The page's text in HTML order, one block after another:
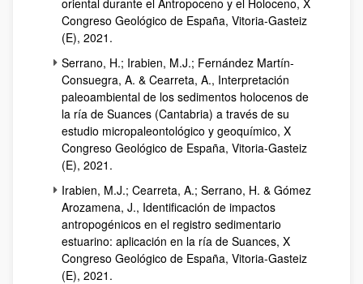
oriental durante el Antropoceno y el Holoceno, X
Congreso Geológico de España, Vitoria-Gasteiz
(E), 2021.
Serrano, H.; Irabien, M.J.; Fernández Martín-
Consuegra, A. & Cearreta, A., Interpretación
paleoambiental de los sedimentos holocenos de
la ría de Suances (Cantabria) a través de su
estudio micropaleontológico y geoquímico, X
Congreso Geológico de España, Vitoria-Gasteiz
(E), 2021.
Irabien, M.J.; Cearreta, A.; Serrano, H. & Gómez
Arozamena, J., Identificación de impactos
antropogénicos en el registro sedimentario
estuarino: aplicación en la ría de Suances, X
Congreso Geológico de España, Vitoria-Gasteiz
(E), 2021.